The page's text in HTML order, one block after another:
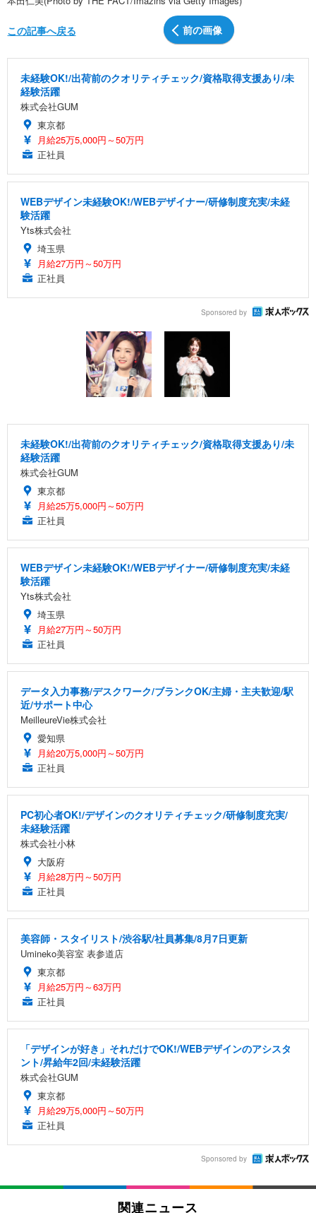
前の画像
この記事へ戻る
未経験OK!/出荷前のクオリティチェック/資格取得支援あり/未
経験活躍
株式会社GUM
東京都
月給25万5,000円～50万円
正社員
WEBデザイン未経験OK!/WEBデザイナー/研修制度充実/未経
験活躍
Yts株式会社
埼玉県
月給27万円～50万円
正社員
Sponsored by
未経験OK!/出荷前のクオリティチェック/資格取得支援あり/未
経験活躍
株式会社GUM
東京都
月給25万5,000円～50万円
正社員
WEBデザイン未経験OK!/WEBデザイナー/研修制度充実/未経
験活躍
Yts株式会社
埼玉県
月給27万円～50万円
正社員
データ入力事務/デスクワーク/ブランクOK/主婦・主夫歓迎/駅
近/サポート中心
MeilleureVie株式会社
愛知県
月給20万5,000円～50万円
正社員
PC初心者OK!/デザインのクオリティチェック/研修制度充実/
未経験活躍
株式会社小林
大阪府
月給28万円～50万円
正社員
美容師・スタイリスト/渋谷駅/社員募集/8月7日更新
Umineko美容室 表参道店
東京都
月給25万円～63万円
正社員
「デザインが好き」それだけでOK!/WEBデザインのアシスタ
ント/昇給年2回/未経験活躍
株式会社GUM
東京都
月給29万5,000円～50万円
正社員
Sponsored by
関連ニュース